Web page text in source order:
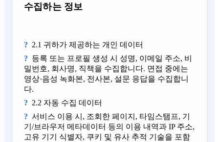
수집하는 정보
2.1 귀하가 제공하는 개인 데이터
등록 또는 프로필 생성 시 성명, 이메일 주소, 비
밀번호, 회사명, 직책을 수집합니다. 면접 중에는
영상·음성 녹화본, 전사본, 설문 응답을 수집합니
다.
2.2 자동 수집 데이터
서비스 이용 시, 조회한 페이지, 타임스탬프, 기
기/브라우저 메타데이터 등의 이용 내역과 IP 주소,
고유 기기 식별자, 쿠키 및 유사 추적 기술을 포함